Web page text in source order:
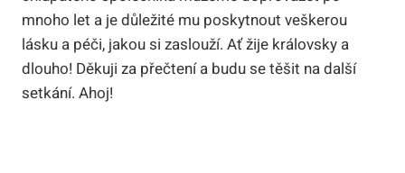
mnoho let a je důležité mu poskytnout veškerou
lásku a péči, jakou si zaslouží. Ať žije královsky a
dlouho! Děkuji za přečtení a budu se těšit na další
setkání. Ahoj!